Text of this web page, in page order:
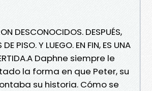
DESCONOCIDOS. DESPUÉS,
PISO. Y LUEGO. EN FIN, ES UNA
Daphne siempre le
la forma en que Peter, su
su historia. Cómo se